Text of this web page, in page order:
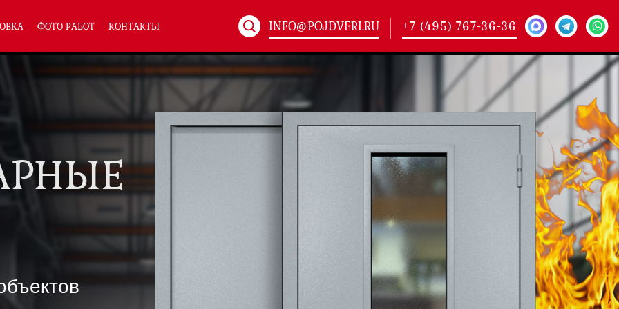
(586)
остеклением eiw-60
eis-60
учреждений
ТЕХНИЧЕСКИЕ ДВЕРИ(425)
Однопольные технические двери
ФОТО РАБОТ КОНТАКТЫ
Артикул: ХХХ-xxx-
INFO@POJDVERI.RU +7 (495) 767-36-36